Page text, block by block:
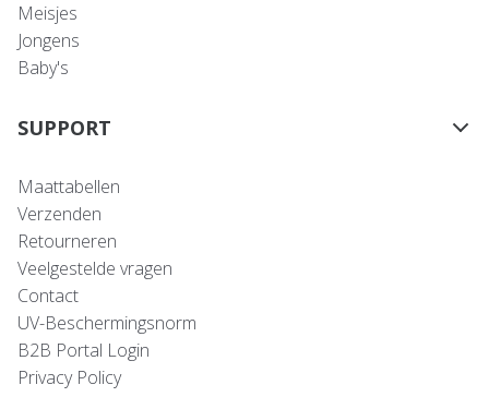
Meisjes
Jongens
Baby's
SUPPORT
Maattabellen
Verzenden
Retourneren
Veelgestelde vragen
Contact
UV-Beschermingsnorm
B2B Portal Login
Privacy Policy